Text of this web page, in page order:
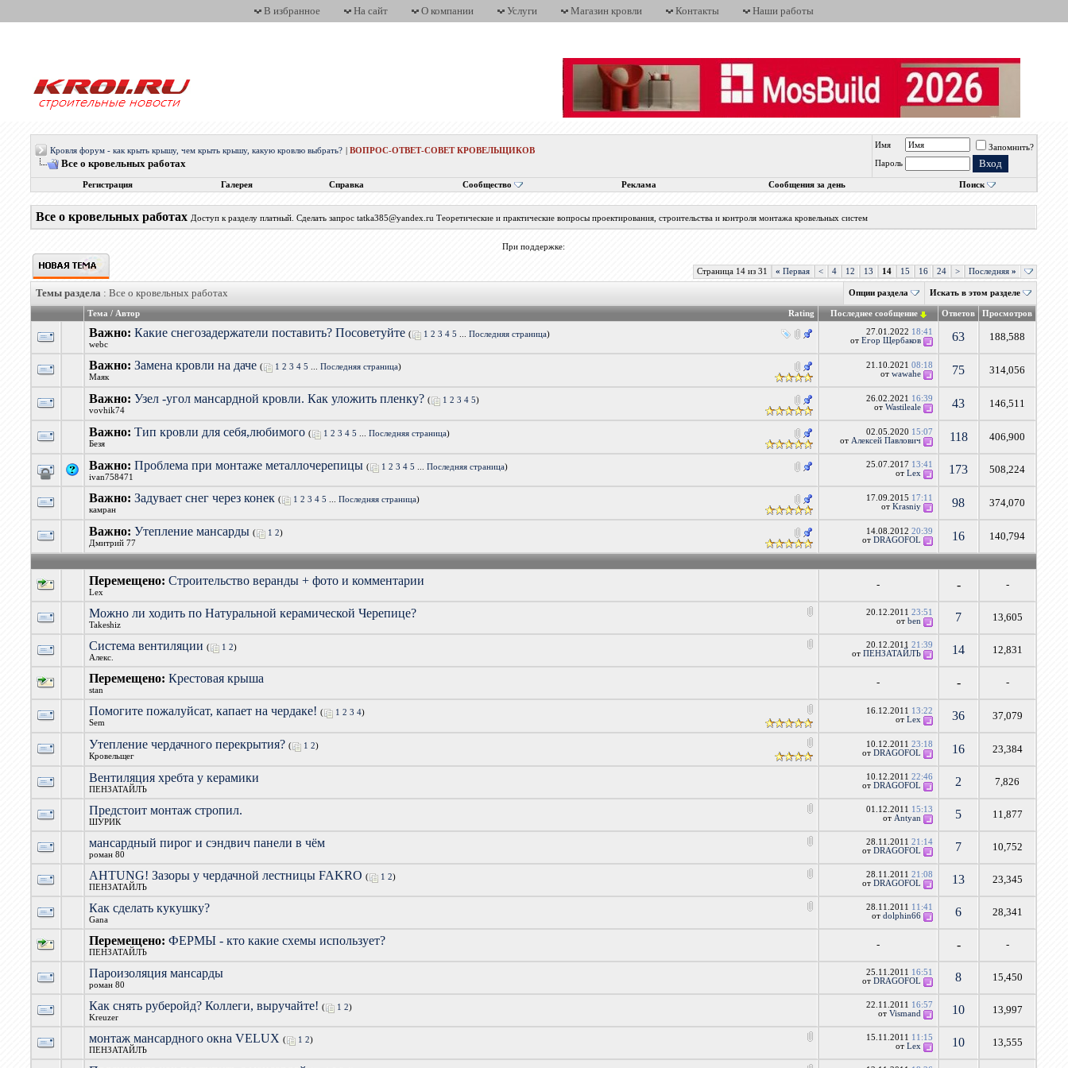
В избранное На сайт О компании Услуги Магазин кровли Контакты Наши работы
Кровля форум - как крыть крышу, чем крыть крышу, какую кровлю выбрать? |ВОПРОС-ОТВЕТ-СОВЕТ КРОВЕЛЬЩИКОВ
Все о кровельных работах
Имя
Запомнить?
Пароль
Регистрация Галерея Справка Сообщество Реклама Сообщения за день Поиск
Все о кровельных работах Доступ к разделу платный. Сделать запрос tatka385@yandex.ru Теоретические и практические вопросы проектирования, строительства и контроля монтажа кровельных систем
При поддержке:
Страница 14 из 31 « Первая < 4 12 13 14 15 16 24 > Последняя»
Темы раздела : Все о кровельных работах Опции раздела Искать в этом разделе
Rating
Тема / Автор Последнее сообщение Ответов Просмотров
Важно:Какие снегозадержатели поставить? Посоветуйте ( 1 2 3 4 5 ...Последняя страница)
webc
27.01.2022 18:41
отЕгор Щербаков 63 188,588
Важно:Замена кровли на даче ( 1 2 3 4 5 ...Последняя страница)
Маяк
21.10.202108:18
отwawahe 75 314,056
Важно:Узел -угол мансардной кровли. Как уложить пленку? ( 1 2 3 4 5)
vovhik74
26.02.2021 16:39
отWastileale 43 146,511
Важно:Тип кровли для себя,любимого ( 1 2 3 4 5 ...Последняя страница)
Безя
02.05.2020 15:07
от Алексей Павлович 118 406,900
Важно:Проблема при монтаже металлочерепицы ( 1 2 3 4 5 ...Последняя страница)
ivan758471
25.07.2017 13:41
отLex 173 508,224
Важно:Задувает снег через конек ( 1 2 3 4 5 ...Последняя страница)
камран
17.09.2015 17:11
отKrasniy 98 374,070
Важно:Утепление мансарды ( 1 2)
Дмитрий 77
14.08.201220:39
отDRAGOFOL 16 140,794
Перемещено:Строительство веранды + фото и комментарии
Lex
- - -
Можно ли ходить по Натуральной керамической Черепице?
Takeshiz
20.12.201123:51
отben 7 13,605
Система вентиляции ( 1 2)
Алекс.
20.12.201121:39
отПЕНЗАТАЙЛЪ 14 12,831
Перемещено:Крестовая крыша
stan
- - -
Помогите пожалуйсат, капает на чердаке! ( 1 2 3 4)
Sem
16.12.2011 13:22
отLex 36 37,079
Утепление чердачного перекрытия? ( 1 2)
Кровельщег
10.12.201123:18
отDRAGOFOL 16 23,384
Вентиляция хребта у керамики
ПЕНЗАТАЙЛЪ
10.12.201122:46
отDRAGOFOL 2 7,826
Предстоит монтаж стропил.
ШУРИК
01.12.2011 15:13
от Antyan 5 11,877
мансардный пирог и сэндвич панели в чём
роман 80
28.11.201121:14
отDRAGOFOL 7 10,752
AHTUNG! Зазоры у чердачной лестницы FAKRO ( 1 2)
ПЕНЗАТАЙЛЪ
28.11.201121:08
отDRAGOFOL 13 23,345
Как сделать кукушку?
Gana
28.11.2011 11:41
отdolphin66 6 28,341
Перемещено:ФЕРМЫ - кто какие схемы использует?
ПЕНЗАТАЙЛЪ
- - -
Пароизоляция мансарды
роман 80
25.11.2011 16:51
отDRAGOFOL 8 15,450
Как снять руберойд? Коллеги, выручайте! ( 1 2)
Kreuzer
22.11.2011 16:57
отVismand 10 13,997
монтаж мансардного окна VELUX ( 1 2)
ПЕНЗАТАЙЛЪ
15.11.2011 11:15
отLex 10 13,555